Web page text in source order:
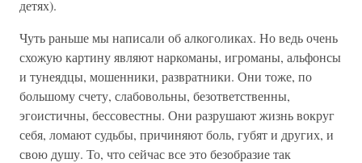
детях).
Чуть раньше мы написали об алкоголиках. Но ведь очень
схожую картину являют наркоманы, игроманы, альфонсы
и тунеядцы, мошенники, развратники. Они тоже, по
большому счету, слабовольны, безответственны,
эгоистичны, бессовестны. Они разрушают жизнь вокруг
себя, ломают судьбы, причиняют боль, губят и других, и
свою душу. То, что сейчас все это безобразие так